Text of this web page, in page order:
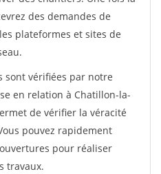
des demandes de
plateformes et sites de
sont vérifiées par notre
en relation à Chatillon-la-
de vérifier la véracité
pouvez rapidement
pour réaliser
travaux.